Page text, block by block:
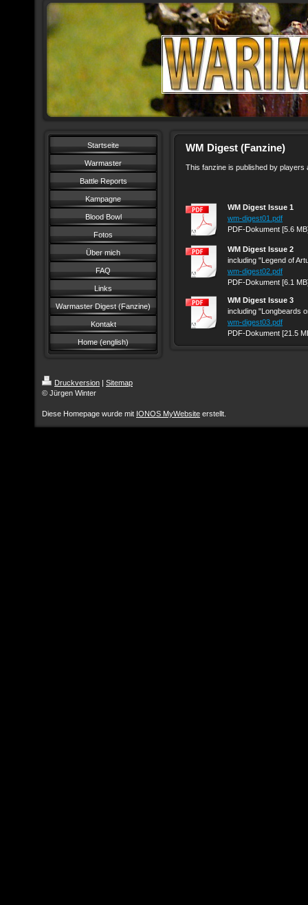
Startseite
Warmaster
Battle Reports
Kampagne
Blood Bowl
Fotos
Über mich
FAQ
Links
Warmaster Digest (Fanzine)
Kontakt
Home (english)
WM Digest (Fanzine)
This fanzine is published by
WM Digest Issue 1
wm-digest01.pdf
PDF-Dokument [5.6
WM Digest Issue 2
including "Legend of
wm-digest02.pdf
PDF-Dokument [6.1
WM Digest Issue 3
including "Longbeards
wm-digest03.pdf
PDF-Dokument [21.5
Druckversion | Sitemap
© Jürgen Winter
Diese Homepage wurde mit IONOS MyWebsite erstellt.